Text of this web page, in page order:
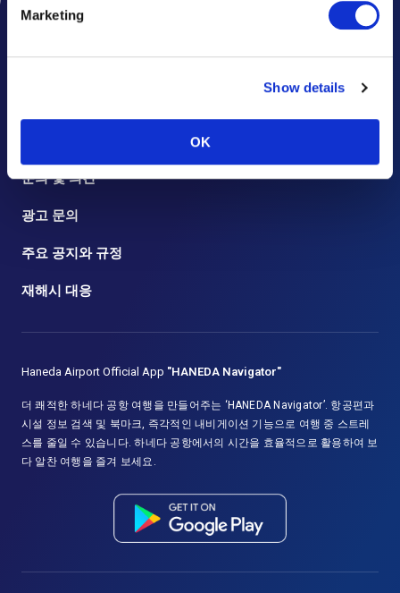
Marketing
Show details
OK
공항 공지사항
문의 및 의견
광고 문의
주요 공지와 규정
재해시 대응
Haneda Airport Official App "HANEDA Navigator"
더 쾌적한 하네다 공항 여행을 만들어주는 ‘HANEDA Navigator’. 항공편과
시설 정보 검색 및 북마크, 즉각적인 내비게이션 기능으로 여행 중 스트레
스를 줄일 수 있습니다. 하네다 공항에서의 시간을 효율적으로 활용하여 보
다 알찬 여행을 즐겨 보세요.